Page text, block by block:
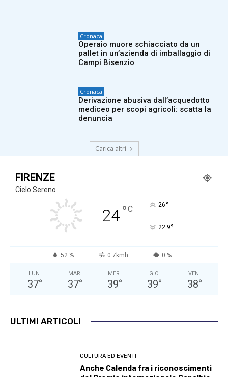
Cronaca
Operaio muore schiacciato da un
pallet in un’azienda di imballaggio di
Campi Bisenzio
Cronaca
Derivazione abusiva dall’acquedotto
mediceo per scopi agricoli: scatta la
denuncia
Carica altri
FIRENZE
Cielo Sereno
24°C 26°
22.9°
52 % 0.7kmh 0 %
LUN
37°
MAR
37°
MER
39°
GIO
39°
VEN
38°
ULTIMI ARTICOLI
CULTURA ED EVENTI
Anche Calenda fra i riconoscimenti